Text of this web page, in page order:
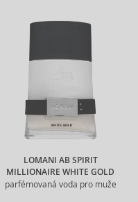
LOMANI AB SPIRIT
MILLIONAIRE WHITE GOLD
parfémovaná voda pro muže